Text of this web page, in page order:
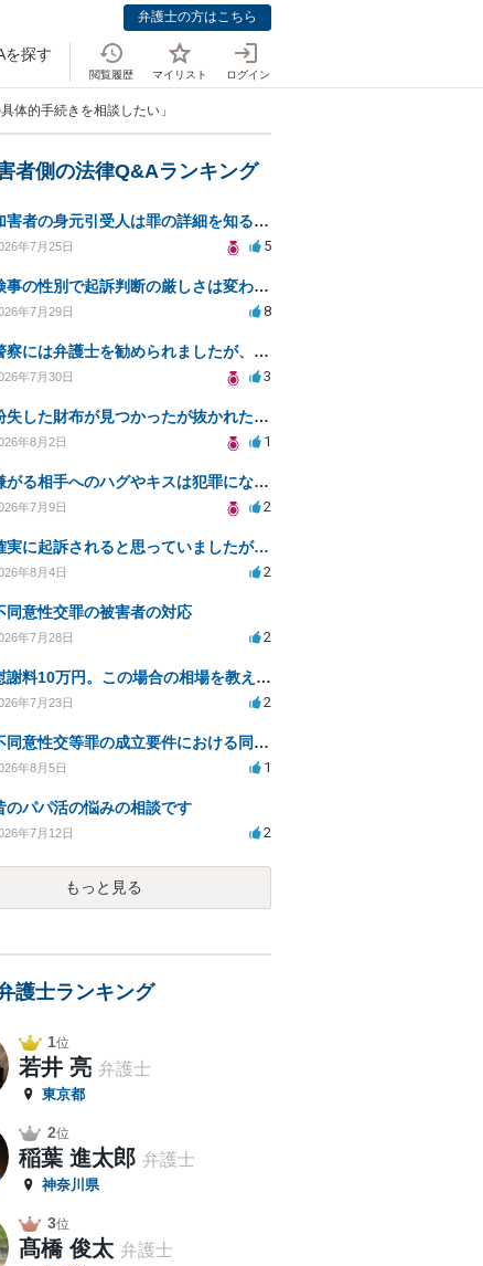
弁護士の方はこちら
を探す
閲覧履歴 マイリスト ログイン
体的手続きを相談したい」
者側の法律Q&Aランキング
加害者の身元引受人は罪の詳細を知ることができるか？
年7月25日 5
検事の性別で起訴判断の厳しさは変わるのか知りたい
年7月29日 8
警察には弁護士を勧められましたが、費用対効果で依頼をすることを躊躇しています。
年7月30日 3
紛失した財布が見つかったが抜かれた現金について
年8月2日 1
嫌がる相手へのハグやキスは犯罪にならないのか？
年7月9日 2
実に起訴されると思っていましたが…
年8月4日 2
同意性交罪の被害者の対応
年7月28日 2
慰謝料10万円。この場合の相場を教えてください。
年7月23日 2
不同意性交等罪の成立要件における同意とアルコールの影響
年8月5日 1
のパパ活の悩みの相談です
年7月12日 2
もっと見る
護士ランキング
1位
若井 亮 弁護士
東京都
2位
稲葉 進太郎 弁護士
神奈川県
3位
髙橋 俊太 弁護士